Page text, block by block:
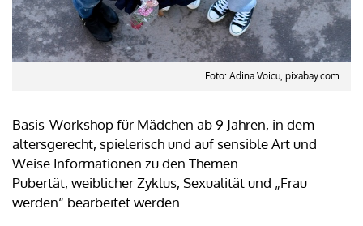
Foto: Adina Voicu, pixabay.com
Basis-Workshop für Mädchen ab 9 Jahren, in dem
altersgerecht, spielerisch und auf sensible Art und
Weise Informationen zu den Themen
Pubertät, weiblicher Zyklus, Sexualität und „Frau
werden“ bearbeitet werden.